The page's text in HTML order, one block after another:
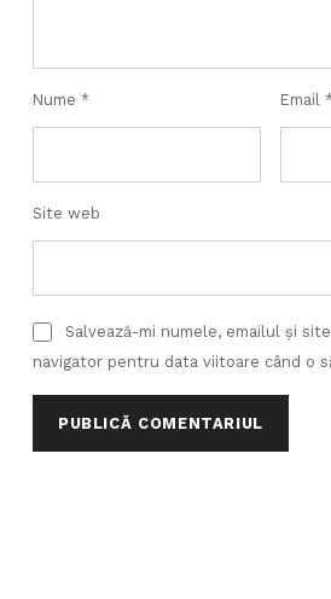
Nume * Email
Site web
Salvează-mi numele, emailul și
navigator pentru data viitoare când o